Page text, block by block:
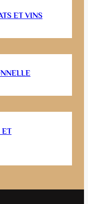
ET VINS
ET